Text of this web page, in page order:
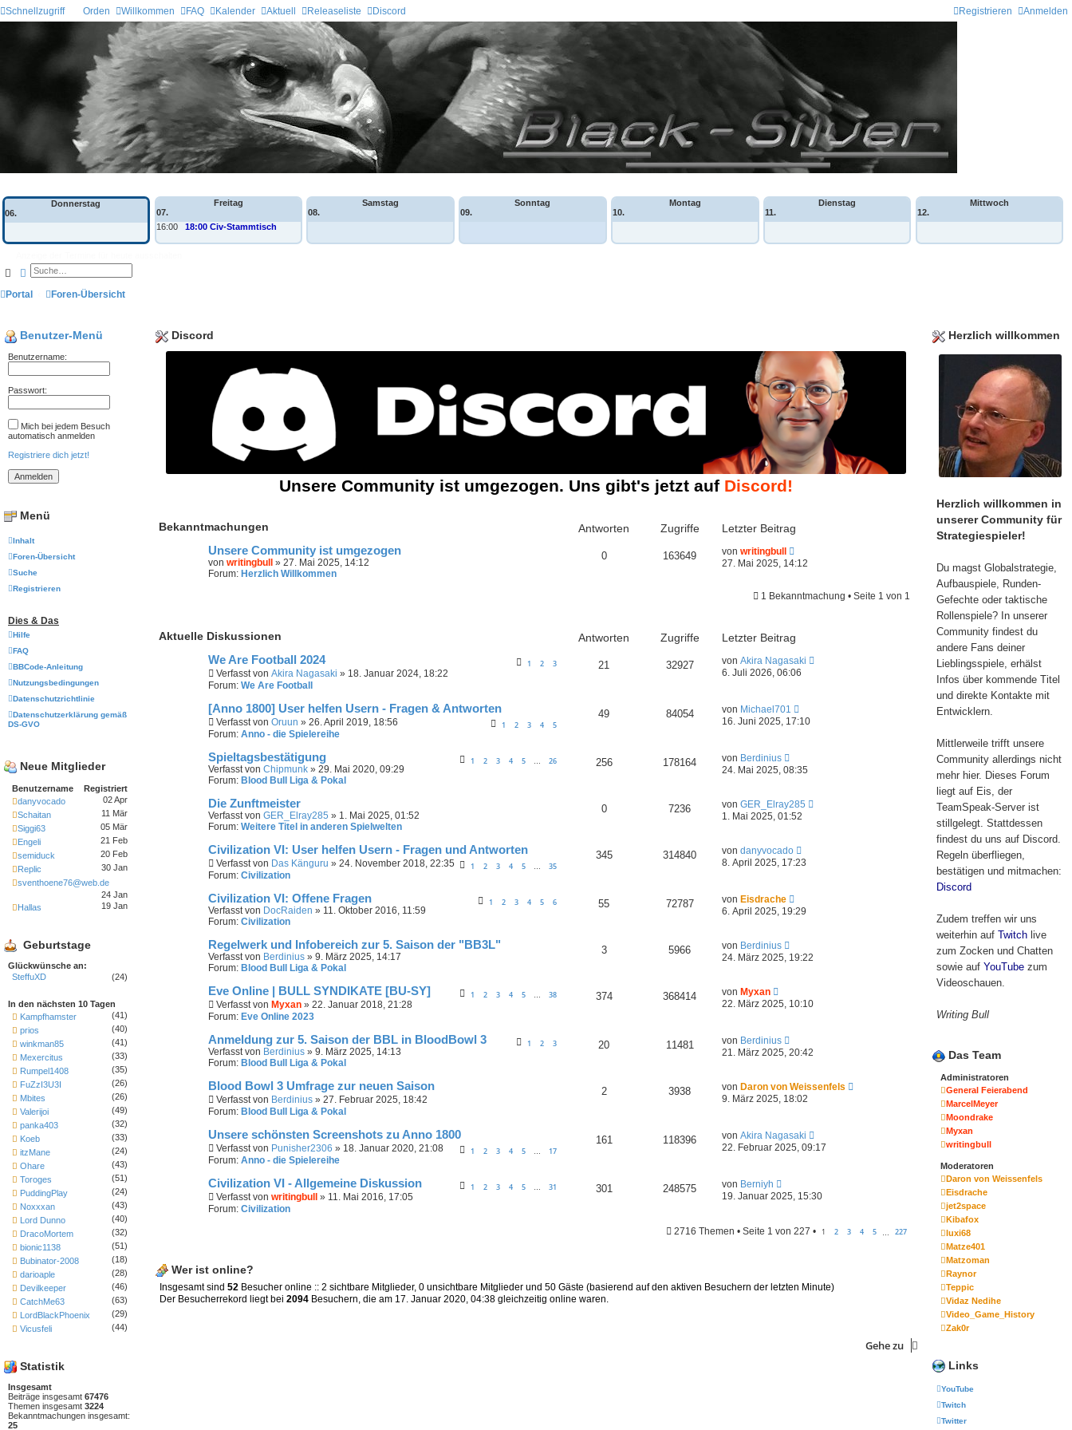
Schnellzugriff Orden Willkommen FAQ Kalender Aktuell Releaseliste Discord Anmelden
Registrieren
Donnerstag
06.
Freitag
07.
16:00
18:00 Civ-Stammtisch
Samstag
08.
Sonntag
09.
Montag
10.
Dienstag
11.
Mittwoch
12.
SucheErweiterte Suche
Portal Foren-Übersicht
Discord
Unsere Community ist umgezogen. Uns gibt's jetzt auf Discord!
Bekanntmachungen Antworten Zugriffe
Letzter Beitrag
Unsere Community ist umgezogen
von writingbull
» 27. Mai 2025, 14:12
Forum: Herzlich Willkommen
0 163649 von writingbull
e
s
B
i
t
g
27. Mai 2025, 14:12
1 Bekanntmachung • Seite 1 von 1
Aktuelle Diskussionen Antworten Zugriffe
Letzter Beitrag
We Are Football 2024
1 2 3
Verfasst von Akira Nagasaki » 18. Januar 2024, 18:22
Forum: We Are Football
21 32927 von Akira Nagasaki
6. Juli 2026, 06:06
[Anno 1800] User helfen Usern - Fragen & Antworten
1 2 3 4 5
Verfasst von Oruun » 26. April 2019, 18:56
Forum: Anno - die Spielereihe
49 84054 von Michael701
e
e
e
i
a
g
16. Juni 2025, 17:10
Spieltagsbestätigung 1 2 3 4 5 … 26
Verfasst von Chipmunk » 29. Mai 2020, 09:29
Forum: Blood Bull Liga & Pokal
256 178164 von Berdinius
e
s
t
e
e
i
a
g
24. Mai 2025, 08:35
Die Zunftmeister
Verfasst von GER_Elray285 » 1. Mai 2025, 01:52
Forum: Weitere Titel in anderen Spielwelten
0 7236 von GER_Elray285
1. Mai 2025, 01:52
Civilization VI: User helfen Usern - Fragen und Antworten
1 2 3 4 5 … 35
Verfasst von Das Känguru » 24. November 2018, 22:35
Forum: Civilization
345 314840 von danyvocado
e
e
i
g
8. April 2025, 17:23
Civilization VI: Offene Fragen 1 2 3 4 5 6
Verfasst von DocRaiden » 11. Oktober 2016, 11:59
Forum: Civilization
55 72787 von Eisdrache
e
t
e
e
i
g
6. April 2025, 19:29
Regelwerk und Infobereich zur 5. Saison der "BB3L"
Verfasst von Berdinius » 9. März 2025, 14:17
Forum: Blood Bull Liga & Pokal
3 5966 von Berdinius
e
t
e
i
a
g
24. März 2025, 19:22
Eve Online | BULL SYNDIKATE [BU-SY] 1 2 3 4 5 … 38
Verfasst von Myxan » 22. Januar 2018, 21:28
Forum: Eve Online 2023
374 368414 von Myxan
e
t
e
e
i
a
g
22. März 2025, 10:10
Anmeldung zur 5. Saison der BBL in BloodBowl 3 1 2 3
Verfasst von Berdinius » 9. März 2025, 14:13
Forum: Blood Bull Liga & Pokal
20 11481 von Berdinius
e
s
t
e
e
i
g
21. März 2025, 20:42
Blood Bowl 3 Umfrage zur neuen Saison
Verfasst von Berdinius » 27. Februar 2025, 18:42
Forum: Blood Bull Liga & Pokal
2 3938 von Daron von Weissenfels
9. März 2025, 18:02
Unsere schönsten Screenshots zu Anno 1800
1 2 3 4 5 … 17
Verfasst von Punisher2306 » 18. Januar 2020, 21:08
Forum: Anno - die Spielereihe
161 118396 von Akira Nagasaki
e
e
e
g
22. Februar 2025, 09:17
Civilization VI - Allgemeine Diskussion 1 2 3 4 5 … 31
Verfasst von writingbull
» 11. Mai 2016, 17:05
Forum: Civilization
301 248575 von Berniyh
e
s
t
e
i
19. Januar 2025, 15:30
2716 Themen • Seite 1 von 227 • 1 2 3 4 5 … 227
Wer ist online?
Insgesamt sind 52 Besucher online :: 2 sichtbare Mitglieder, 0 unsichtbare Mitglieder und 50 Gäste (basierend auf den aktiven Besuchern der letzten Minute)
Der Besucherrekord liegt bei 2094 Besuchern, die am 17. Januar 2020, 04:38 gleichzeitig online waren.
Gehe zu
Benutzer-Menü
Benutzername:
Passwort:
Mich bei jedem Besuch
automatisch anmelden
Registriere dich jetzt!
Menü
Inhalt
Foren-Übersicht
Suche
Registrieren
Dies & Das
Hilfe
FAQ
BBCode-Anleitung
Nutzungsbedingungen
Datenschutzrichtlinie
Datenschutzerklärung gemäß
DS-GVO
Neue Mitglieder
Benutzername
Registriert
danyvocado
02 Apr
Schaitan
11 Mär
Siggi63
05 Mär
Engeli
21 Feb
semiduck
20 Feb
Replic
30 Jan
sventhoene76@web.de
24 Jan
Hallas
19 Jan
Geburtstage
Glückwünsche an:
SteffuXD
(24)
In den nächsten 10 Tagen
Kampfhamster
(41)
prios
(40)
winkman85
(41)
Mexercitus
(33)
Rumpel1408
(35)
FuZzI3U3I
(26)
Mbites
(26)
Valerijoi
(49)
panka403
(32)
Koeb
(33)
itzMane
(24)
Ohare
(43)
Toroges
(51)
PuddingPlay
(24)
Noxxxan
(43)
Lord Dunno
(40)
DracoMortem
(32)
bionic1138
(51)
Bubinator-2008
(18)
darioaple
(28)
Devilkeeper
(46)
CatchMe63
(63)
LordBlackPhoenix
(29)
Vicusfeli
(44)
Statistik
Insgesamt
Beiträge insgesamt 67476
Themen insgesamt 3224
Bekanntmachungen insgesamt:
25
Herzlich willkommen
Herzlich willkommen in
unserer Community für
Strategiespieler!
Du magst Globalstrategie,
Aufbauspiele, Runden-
Gefechte oder taktische
Rollenspiele? In unserer
Community findest du
andere Fans deiner
Lieblingsspiele, erhälst
Infos über kommende Titel
und direkte Kontakte mit
Entwicklern.
Mittlerweile trifft unsere
Community allerdings nicht
mehr hier. Dieses Forum
liegt auf Eis, der
TeamSpeak-Server ist
stillgelegt. Stattdessen
findest du uns auf Discord.
Regeln überfliegen,
bestätigen und mitmachen:
Discord
Zudem treffen wir uns
weiterhin auf Twitch live
zum Zocken und Chatten
sowie auf YouTube zum
Videoschauen.
Writing Bull
Das Team
Administratoren
General Feierabend
MarcelMeyer
Moondrake
Myxan
writingbull
Moderatoren
Daron von Weissenfels
Eisdrache
jet2space
Kibafox
luxi68
Matze401
Matzoman
Raynor
Teppic
Vidaz Nedihe
Video_Game_History
Zak0r
Links
YouTube
Twitch
Twitter